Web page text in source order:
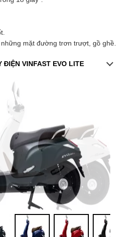
mặt đường trơn trượt, gồ ghề.
ĐIỆN VINFAST EVO LITE